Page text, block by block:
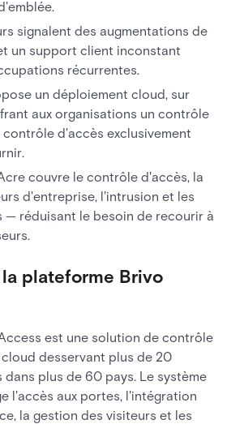
signalent des augmentations de
un support client inconstant
récurrentes.
un déploiement cloud, sur
aux organisations un contrôle
d'accès exclusivement
couvre le contrôle d'accès, la
d'entreprise, l'intrusion et les
— réduisant le besoin de recourir à
plateforme Brivo
est une solution de contrôle
desservant plus de 20
plus de 60 pays. Le système
l'accès aux portes, l'intégration
la gestion des visiteurs et les